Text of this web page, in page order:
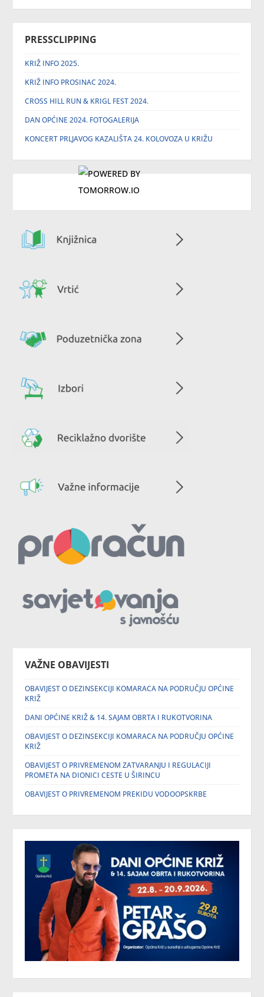
PRESSCLIPPING
KRIŽ INFO 2025.
KRIŽ INFO PROSINAC 2024.
CROSS HILL RUN & KRIGL FEST 2024.
DAN OPĆINE 2024. FOTOGALERIJA
KONCERT PRLJAVOG KAZALIŠTA 24. KOLOVOZA U KRIŽU
VAŽNE OBAVIJESTI
OBAVIJEST O DEZINSEKCIJI KOMARACA NA PODRUČJU OPĆINE
KRIŽ
DANI OPĆINE KRIŽ & 14. SAJAM OBRTA I RUKOTVORINA
OBAVIJEST O DEZINSEKCIJI KOMARACA NA PODRUČJU OPĆINE
KRIŽ
OBAVIJEST O PRIVREMENOM ZATVARANJU I REGULACIJI
PROMETA NA DIONICI CESTE U ŠIRINCU
OBAVIJEST O PRIVREMENOM PREKIDU VODOOPSKRBE